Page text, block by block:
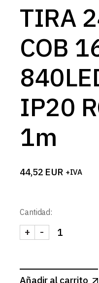
TIRA
COB
IP20
1m
44,52 EUR +IVA
Cantidad:
TIRA 24V PRO
-
+
Añadir al carrito